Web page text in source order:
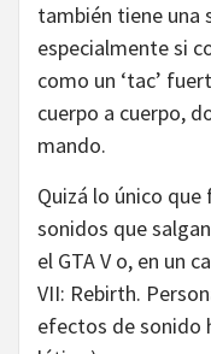
también tiene una
especialmente si
como un ‘tac’
cuerpo a cuerpo,
mando.
Quizá lo único
sonidos que
el GTA V o, en un
VII: Rebirth.
efectos de sonido